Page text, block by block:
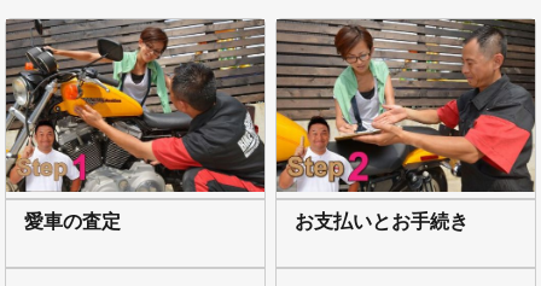
愛車の査定 お支払いとお手続き